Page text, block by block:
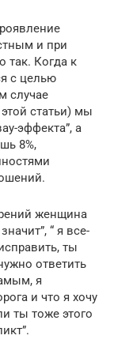
и при
так. Когда к
с целью
случае
статьи) мы
эффекта”, а
8%,
женщина
“ я все-
ты
ответить
я
и что я хочу
ты тоже этого